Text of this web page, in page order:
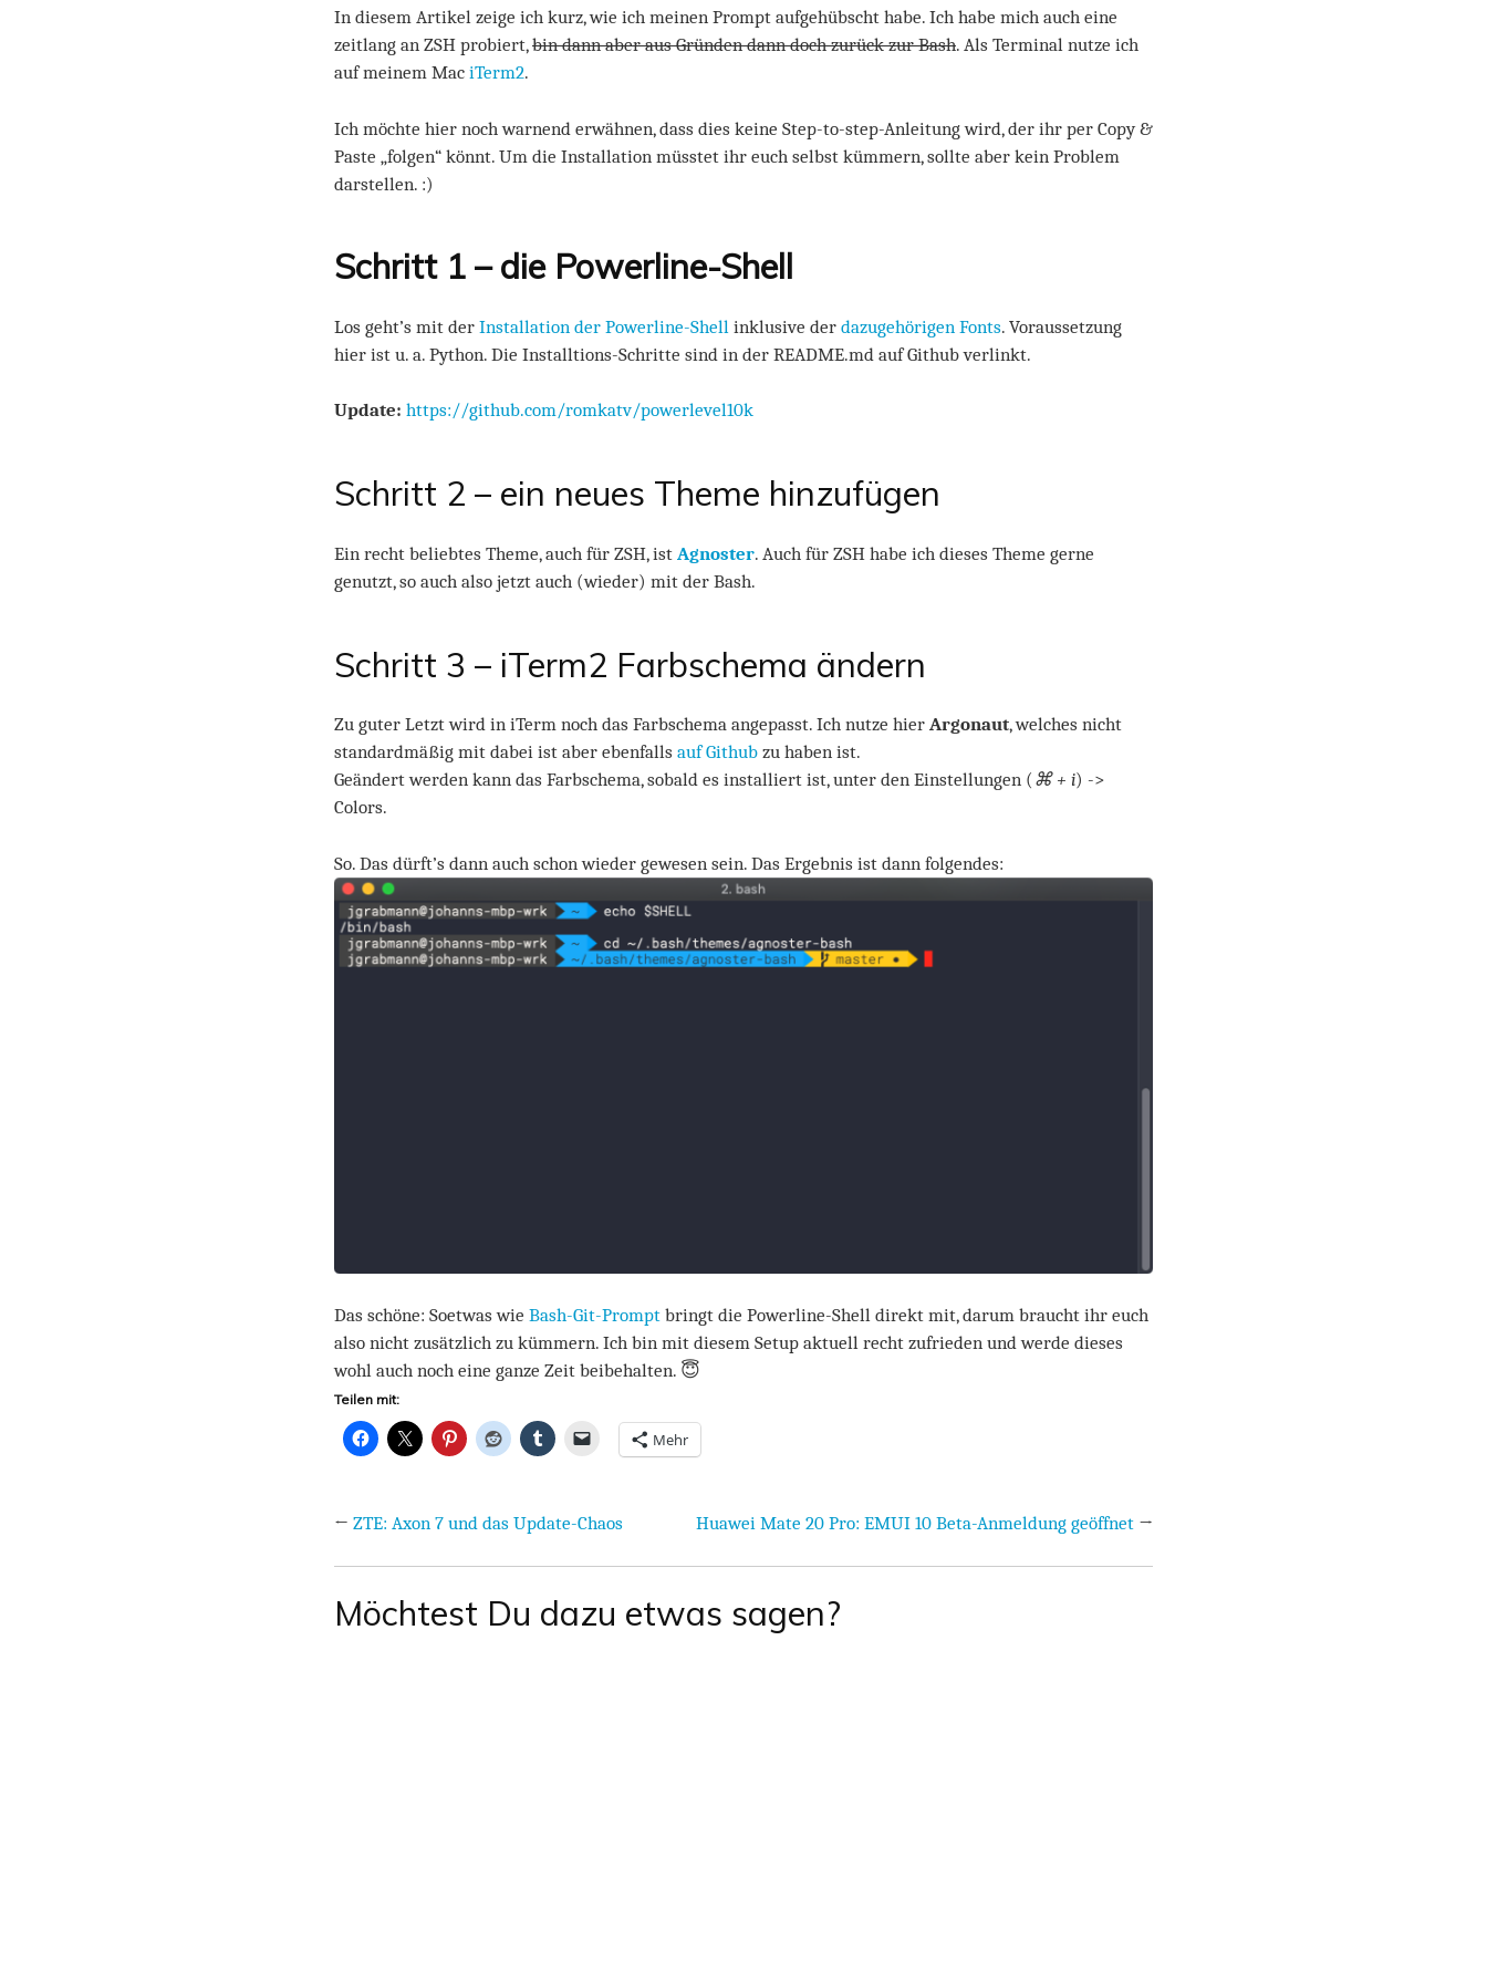
In diesem Artikel zeige ich kurz, wie ich meinen Prompt aufgehübscht habe. Ich habe mich auch eine
zeitlang an ZSH probiert,bin dann aber aus Gründen dann doch zurück zur Bash. Als Terminal nutze ich
auf meinem Mac iTerm2.
Ich möchte hier noch warnend erwähnen, dass dies keine Step-to-step-Anleitung wird, der ihr per Copy &
Paste „folgen“ könnt. Um die Installation müsstet ihr euch selbst kümmern, sollte aber kein Problem
darstellen. :)
Schritt 1 – die Powerline-Shell
Los geht’s mit der Installation der Powerline-Shell inklusive der dazugehörigen Fonts. Voraussetzung
hier ist u. a. Python. Die Installtions-Schritte sind in der README.md auf Github verlinkt.
Update: https://github.com/romkatv/powerlevel10k
Schritt 2 – ein neues Theme hinzufügen
Ein recht beliebtes Theme, auch für ZSH, ist Agnoster. Auch für ZSH habe ich dieses Theme gerne
genutzt, so auch also jetzt auch (wieder) mit der Bash.
Schritt 3 – iTerm2 Farbschema ändern
Zu guter Letzt wird in iTerm noch das Farbschema angepasst. Ich nutze hier Argonaut, welches nicht
standardmäßig mit dabei ist aber ebenfalls auf Github zu haben ist.
Geändert werden kann das Farbschema, sobald es installiert ist, unter den Einstellungen ( ⌘ + i) ->
Colors.
So. Das dürft’s dann auch schon wieder gewesen sein. Das Ergebnis ist dann folgendes:
Das schöne: Soetwas wie Bash-Git-Prompt bringt die Powerline-Shell direkt mit, darum braucht ihr euch
also nicht zusätzlich zu kümmern. Ich bin mit diesem Setup aktuell recht zufrieden und werde dieses
wohl auch noch eine ganze Zeit beibehalten. 😇
Teilen mit:
Mehr
← ZTE: Axon 7 und das Update-Chaos Huawei Mate 20 Pro: EMUI 10 Beta-Anmeldung geöffnet →
Möchtest Du dazu etwas sagen?